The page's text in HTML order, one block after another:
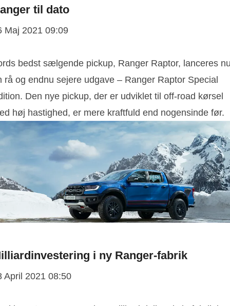
til dato
Maj 2021 09:09
bedst sælgende pickup, Ranger Raptor, lanceres
rå og endnu sejere udgave – Ranger Raptor Special
Den nye pickup, der er udviklet til off-road kørsel
høj hastighed, er mere kraftfuld end nogensinde før.
i ny Ranger-fabrik
April 2021 08:50